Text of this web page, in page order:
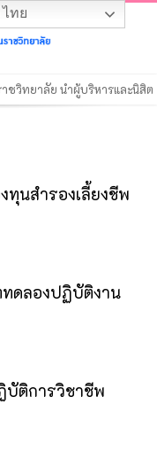
ชวิทยาลัย นำผู้บริหารและนิสิต
มหาจุฬาลงกรณราชวิทยาลัย
ฐประศาสนศาสตรมหาบัณฑิต
มหาจุฬาลงกรณราชวิทยาลัย
รศึกษา ๒๕๖๙
รุศาสตรมหาบัณฑิต สาขา
ปีการศึกษา ๒๕๖๙
มหาจุฬาลงกรณราชวิทยาลัย
ะดับปริญญาตรีรอบที่ ๒ ประจำ
มหาจุฬาลงกรณราชวิทยาลัย
รับปรุงอาคารเรียน วิทยาลัย
วัดร้อยเอ็ด ๑ งาน ด้วยวิธี
นสำรองเลี้ยงชีพ
ดลองปฏิบัติงาน
ติการวิชาชีพ
ไทย